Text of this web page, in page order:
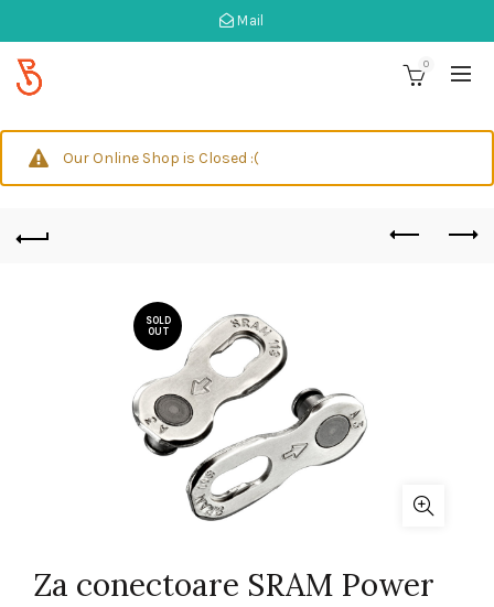
Mail
0
Our Online Shop is Closed :(
SOLD
OUT
Za conectoare SRAM Power